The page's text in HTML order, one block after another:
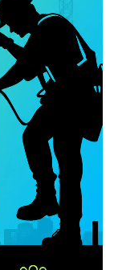
de relaționare,
distanță și
în special ale
privire la
menţinerii
grija cărora au
proveniență
români care
psiho-